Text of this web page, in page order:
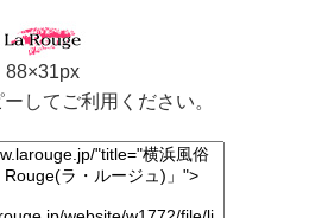
88×31px
してご利用ください。